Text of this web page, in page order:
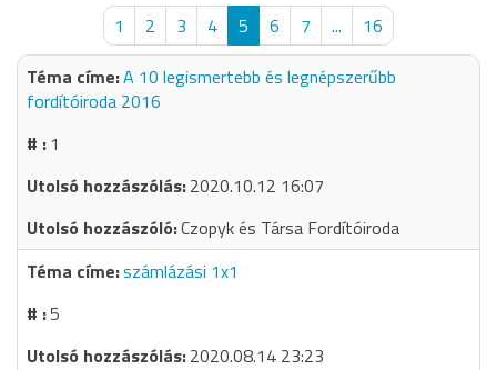
1 2 3 4 5 6 7 ...
16
A 10 legismertebb és legnépszerűbb
fordítóiroda 2016
1
2020.10.12 16:07
Czopyk és Társa Fordítóiroda
számlázási 1x1
5
2020.08.14 23:23